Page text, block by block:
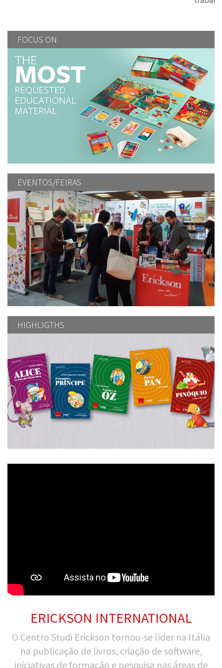
FOCUS ON
EVENTOS/FEIRAS
HIGHLIGTHS
ERICKSON INTERNATIONAL
O Centro Studi Erickson tornou-se líder na Itália
na publicação de livros, criação de software,
iniciativas de formação e pesquisa nas áreas de